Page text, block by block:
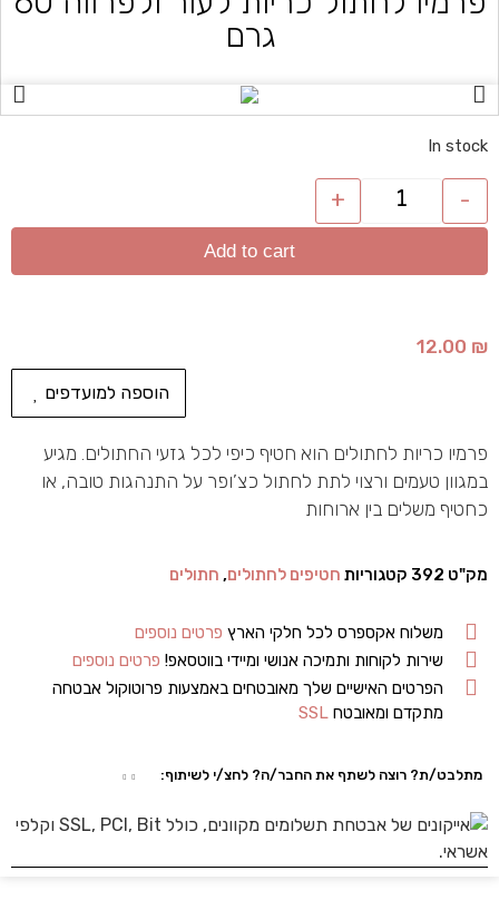
גרם
In stock
-
+
Add to cart
12.00 ₪
הוספה למועדפים
פרמיו כריות לחתולים הוא חטיף כיפי לכל גזעי החתולים. מגיע
במגוון טעמים ורצוי לתת לחתול כצ’ופר על התנהגות טובה, או
כחטיף משלים בין ארוחות
מק"ט 392 קטגוריות חטיפים לחתולים, חתולים
משלוח אקספרס לכל חלקי הארץ פרטים נוספים
שירות לקוחות ותמיכה אנושי ומיידי בווטסאפ! פרטים נוספים
הפרטים האישיים שלך מאובטחים באמצעות פרוטוקול אבטחה
מתקדם ומאובטחSSL
מתלבט/ת? רוצה לשתף את החבר/ה? לחצ/י לשיתוף: